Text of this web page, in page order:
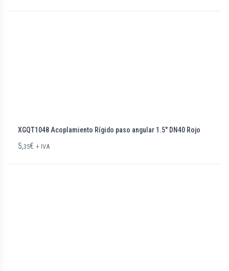
XGQT1048 Acoplamiento Rígido paso angular 1.5″ DN40 Rojo
5,35€ + IVA